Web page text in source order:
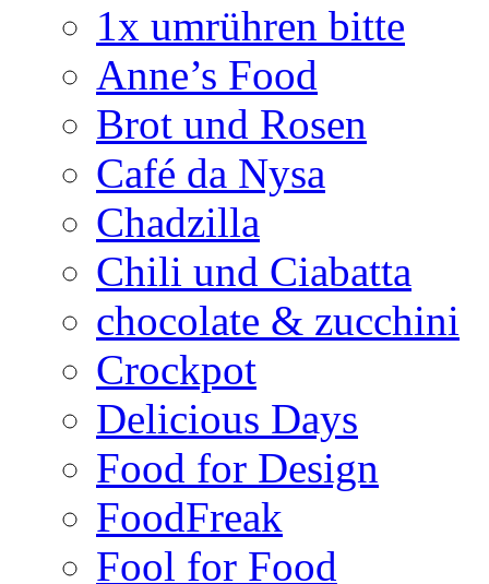
1x umrühren bitte
Anne’s Food
Brot und Rosen
Café da Nysa
Chadzilla
Chili und Ciabatta
chocolate & zucchini
Crockpot
Delicious Days
Food for Design
FoodFreak
Fool for Food